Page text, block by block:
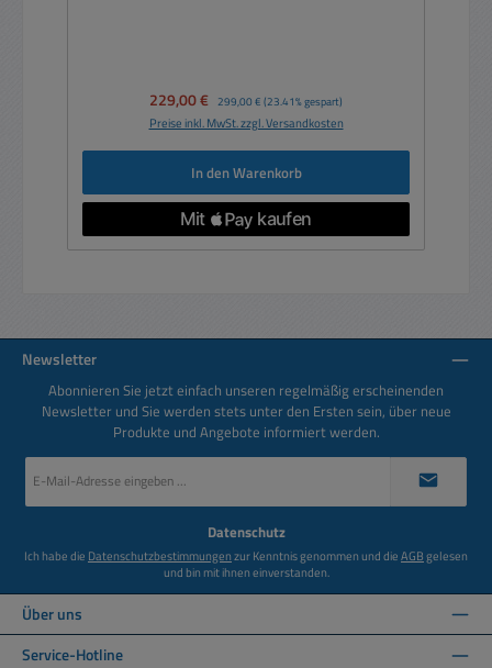
Verkaufspreis:
229,00 € Regulärer Preis:
299,00 € (23.41% gespart)
Preise inkl. MwSt. zzgl. Versandkosten
In den Warenkorb
Newsletter
Abonnieren Sie jetzt einfach unseren regelmäßig erscheinenden
Newsletter und Sie werden stets unter den Ersten sein, über neue
Produkte und Angebote informiert werden.
Mail-
Datenschutz
Ich habe die Datenschutzbestimmungenzur Kenntnis genommen und dieAGBgelesen
und bin mit ihnen einverstanden.
Über uns
Service-Hotline